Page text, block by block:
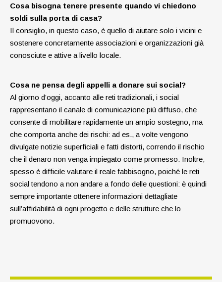
Cosa bisogna tenere presente quando vi chiedono
soldi sulla porta di casa?
Il consiglio, in questo caso, è quello di aiutare solo i vicini e
sostenere concretamente associazioni e organizzazioni già
conosciute e attive a livello locale.
Cosa ne pensa degli appelli a donare sui social?
Al giorno d’oggi, accanto alle reti tradizionali, i social
rappresentano il canale di comunicazione più diffuso, che
consente di mobilitare rapidamente un ampio sostegno, ma
che comporta anche dei rischi: ad es., a volte vengono
divulgate notizie superficiali e fatti distorti, correndo il rischio
che il denaro non venga impiegato come promesso. Inoltre,
spesso è difficile valutare il reale fabbisogno, poiché le reti
social tendono a non andare a fondo delle questioni: è quindi
sempre importante ottenere informazioni dettagliate
sull’affidabilità di ogni progetto e delle strutture che lo
promuovono.